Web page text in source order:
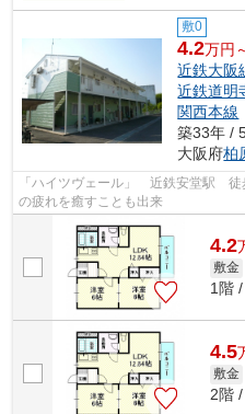
敷0
4.2万円
近鉄大阪
近鉄道明
関西本線
築33年 /
大阪府柏
「ハイツヴェール」 近鉄安堂駅 徒歩
の疲れを癒すことも出来
4.2
敷金
1階
4.5
敷金
2階